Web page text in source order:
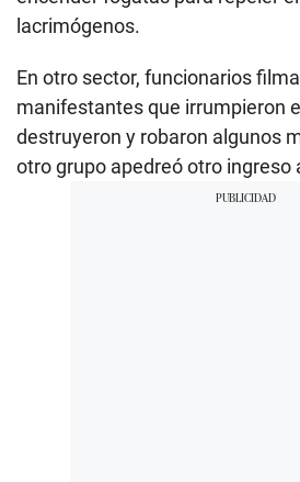
lacrimógenos.
En otro sector, funcionarios
manifestantes que irrumpieron
destruyeron y robaron algunos
otro grupo apedreó otro ingreso